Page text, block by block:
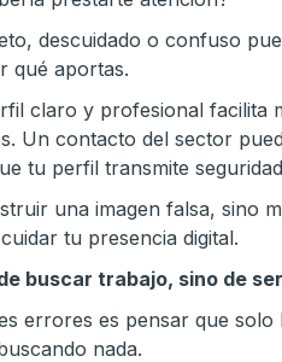
descuidado o confuso
qué aportas.
claro y profesional facilita
Un contacto del sector
tu perfil transmite
una imagen falsa, sino
tu presencia digital.
buscar trabajo, sino de
errores es pensar que
nada.